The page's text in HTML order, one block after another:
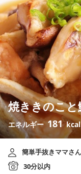
焼ききのこ
エネルギー 181 kcal
簡単手抜きママさ
30分以内